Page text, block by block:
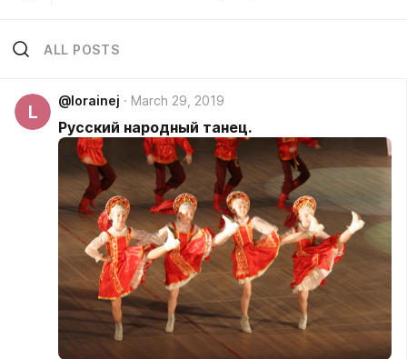
ALL POSTS
L
@lorainej March 29, 2019
Русский народный танец.